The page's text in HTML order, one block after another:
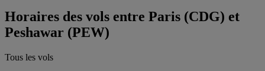
Horaires des vols entre Paris (CDG) et
Peshawar (PEW)
Tous les vols